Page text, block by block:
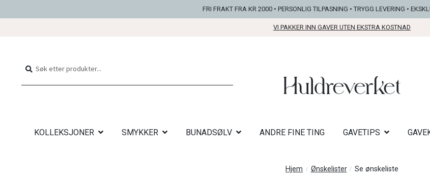
FRI FRAKT FRA KR 2000 • PERSONLIG TILPASNING • TRYGG LEVERING •
VI PAKKER INN GAVER UTEN EKSTRA KOSTNAD
navigasjon
Søk
Søk
KOLLEKSJONER SMYKKER BUNADSØLV ANDRE FINE TING GAVETIPS
Hjem Ønskelister Se ønskeliste